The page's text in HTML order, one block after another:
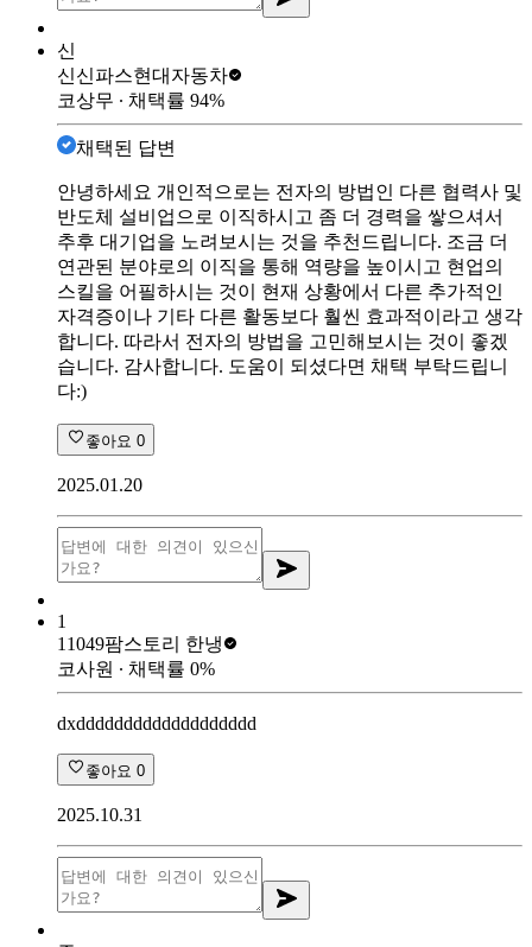
신
신신파스현대자동차
코상무 ∙ 채택률 94%
채택된 답변
안녕하세요 개인적으로는 전자의 방법인 다른 협력사 및
반도체 설비업으로 이직하시고 좀 더 경력을 쌓으셔서
추후 대기업을 노려보시는 것을 추천드립니다. 조금 더
연관된 분야로의 이직을 통해 역량을 높이시고 현업의
스킬을 어필하시는 것이 현재 상황에서 다른 추가적인
자격증이나 기타 다른 활동보다 훨씬 효과적이라고 생각
합니다. 따라서 전자의 방법을 고민해보시는 것이 좋겠
습니다. 감사합니다. 도움이 되셨다면 채택 부탁드립니
다:)
좋아요 0
2025.01.20
1
11049팜스토리 한냉
코사원 ∙ 채택률 0%
dxddddddddddddddddddd
좋아요 0
2025.10.31